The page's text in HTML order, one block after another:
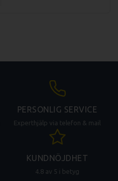
PERSONLIG SERVICE
Experthjälp via telefon & mail
KUNDNÖJDHET
4.8 av 5 i betyg